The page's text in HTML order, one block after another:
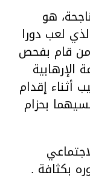
هو
لعب دورا
من قام بفحص
الإرهابية
إقدام
بحزام
بكثافة .